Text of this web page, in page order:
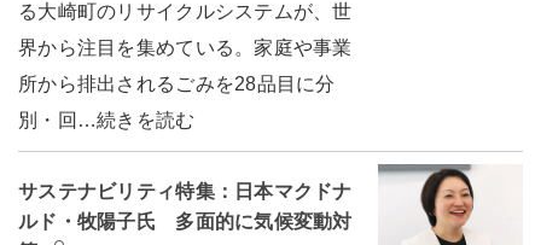
る大崎町のリサイクルシステムが、世
界から注目を集めている。家庭や事業
所から排出されるごみを28品目に分
別・回…続きを読む
サステナビリティ特集：日本マクドナ
ルド・牧陽子氏 多面的に気候変動対